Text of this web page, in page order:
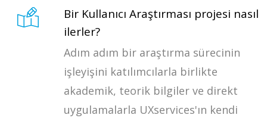
Bir Kullanıcı Araştırması projesi nasıl
ilerler?
Adım adım bir araştırma sürecinin
işleyişini katılımcılarla birlikte
akademik, teorik bilgiler ve direkt
uygulamalarla UXservices'ın kendi